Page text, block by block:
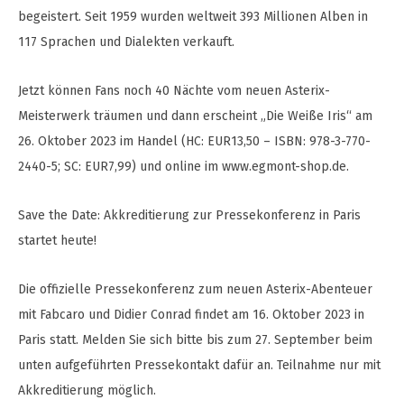
begeistert. Seit 1959 wurden weltweit 393 Millionen Alben in
117 Sprachen und Dialekten verkauft.
Jetzt können Fans noch 40 Nächte vom neuen Asterix-
Meisterwerk träumen und dann erscheint „Die Weiße Iris“ am
26. Oktober 2023 im Handel (HC: EUR13,50 – ISBN: 978-3-770-
2440-5; SC: EUR7,99) und online im www.egmont-shop.de.
Save the Date: Akkreditierung zur Pressekonferenz in Paris
startet heute!
Die offizielle Pressekonferenz zum neuen Asterix-Abenteuer
mit Fabcaro und Didier Conrad findet am 16. Oktober 2023 in
Paris statt. Melden Sie sich bitte bis zum 27. September beim
unten aufgeführten Pressekontakt dafür an. Teilnahme nur mit
Akkreditierung möglich.